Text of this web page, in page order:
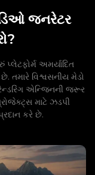
જનરેટર
અમર્યાદિત
વિશ્વસનીય મેડો
એન્જિનની જરૂર
માટે ઝડપી
કરે છે.